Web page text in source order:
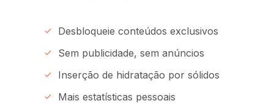
Desbloqueie conteúdos exclusivos
Sem publicidade, sem anúncios
Inserção de hidratação por sólidos
Mais estatísticas pessoais